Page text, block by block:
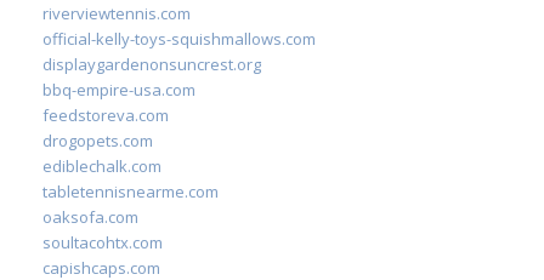
riverviewtennis.com
official-kelly-toys-squishmallows.com
displaygardenonsuncrest.org
bbq-empire-usa.com
feedstoreva.com
drogopets.com
ediblechalk.com
tabletennisnearme.com
oaksofa.com
soultacohtx.com
capishcaps.com